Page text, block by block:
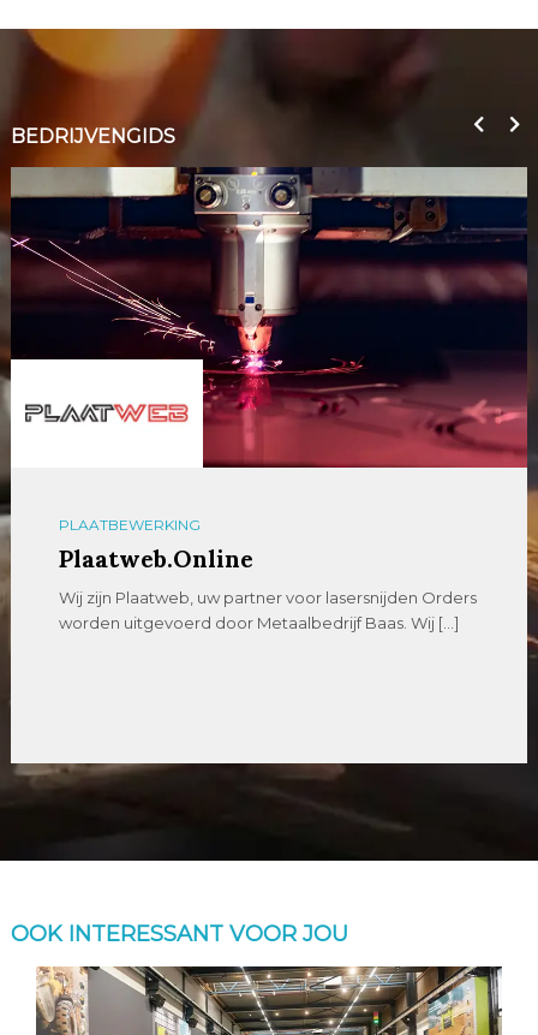
BEDRIJVENGIDS
PLAATBEWERKING
Plaatweb.Online
Wij zijn Plaatweb, uw partner voor lasersnijden Orders
worden uitgevoerd door Metaalbedrijf Baas. Wij […]
OOK INTERESSANT VOOR JOU